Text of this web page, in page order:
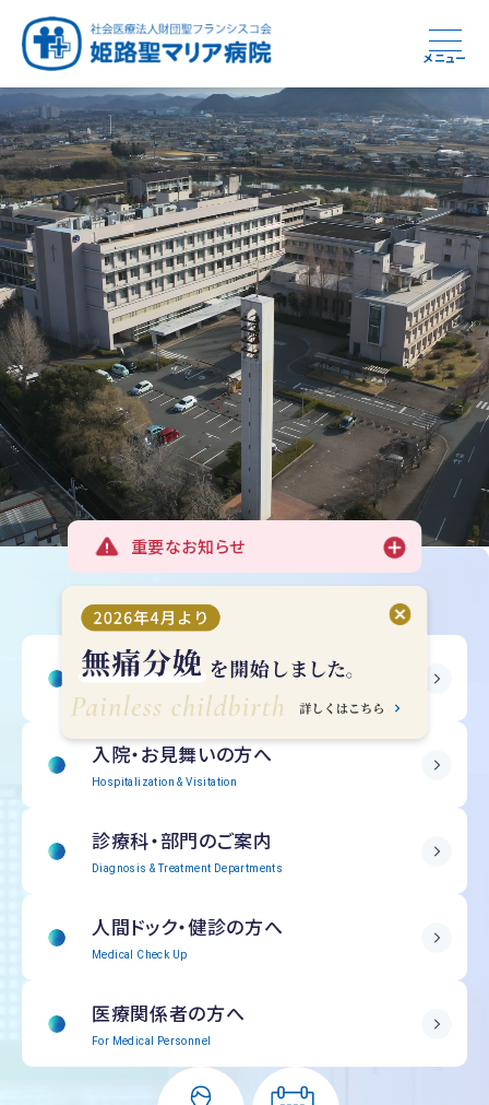
メニュー
健康と安心をあなたに
つなぎ続ける地域医療
周産期から終末期まで
地域を支える医療
急性期から回復期へと
つなぐ医療
学び・育てる医療
重要なお知らせ
受診される方へ
Outpatient Information
入院・お見舞いの方へ
Hospitalization & Visitation
診療科・部門のご案内
Diagnosis & Treatment Departments
人間ドック・健診の方へ
Medical Check Up
医療関係者の方へ
For Medical Personnel